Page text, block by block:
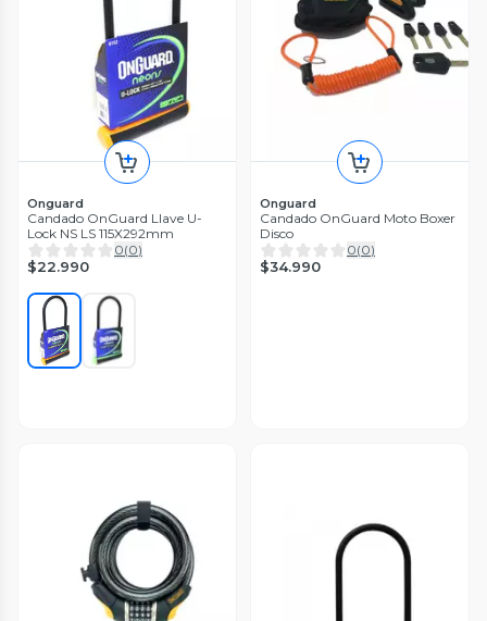
Onguard
Candado OnGuard Llave U-
Lock NS LS 115X292mm
0(0)
$22.990
Onguard
Candado OnGuard Moto Boxer
Disco
0(0)
$34.990